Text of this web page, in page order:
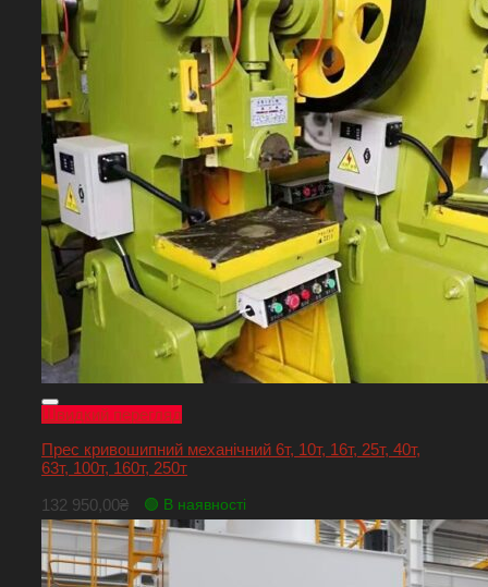
Швидкий перегляд
Прес кривошипний механічний 6т, 10т, 16т, 25т, 40т,
63т, 100т, 160т, 250т
132 950,00₴ 🟢 В наявності